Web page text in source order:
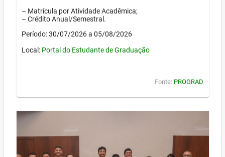
– Matrícula por Atividade Acadêmica;
– Crédito Anual/Semestral.
Período: 30/07/2026 a 05/08/2026
Local: Portal do Estudante de Graduação
Fonte: PROGRAD